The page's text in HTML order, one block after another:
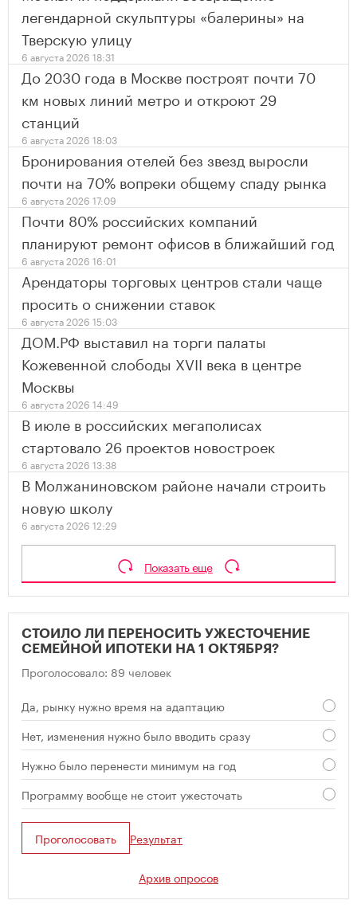
легендарной скульптуры «балерины» на
Тверскую улицу
6 августа 2026 18:31
До 2030 года в Москве построят почти 70
км новых линий метро и откроют 29
станций
6 августа 2026 18:03
Бронирования отелей без звезд выросли
почти на 70% вопреки общему спаду рынка
6 августа 2026 17:09
Почти 80% российских компаний
планируют ремонт офисов в ближайший год
6 августа 2026 16:01
Арендаторы торговых центров стали чаще
просить о снижении ставок
6 августа 2026 15:03
ДОМ.РФ выставил на торги палаты
Кожевенной слободы XVII века в центре
Москвы
6 августа 2026 14:49
В июле в российских мегаполисах
стартовало 26 проектов новостроек
6 августа 2026 13:38
В Молжаниновском районе начали строить
новую школу
6 августа 2026 12:29
Показать еще
СТОИЛО ЛИ ПЕРЕНОСИТЬ УЖЕСТОЧЕНИЕ
СЕМЕЙНОЙ ИПОТЕКИ НА 1 ОКТЯБРЯ?
Проголосовало: 89 человек
Да, рынку нужно время на адаптацию
Нет, изменения нужно было вводить сразу
Нужно было перенести минимум на год
Программу вообще не стоит ужесточать
Проголосовать Результат
Архив опросов